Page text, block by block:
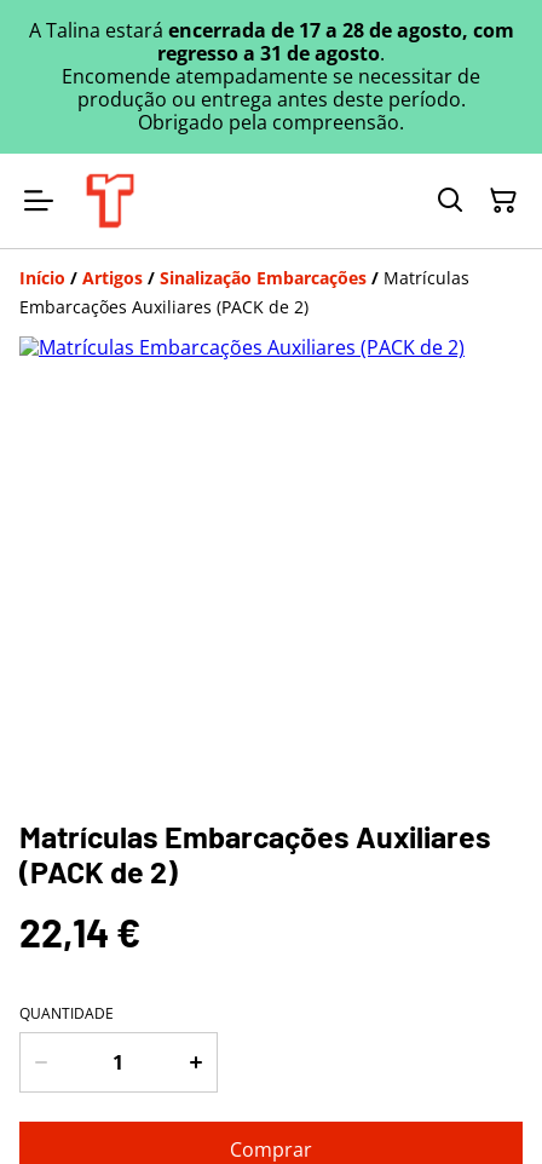
A Talina estará encerrada de 17 a 28 de agosto, com
regresso a 31 de agosto.
Encomende atempadamente se necessitar de
produção ou entrega antes deste período.
Obrigado pela compreensão.
Início / Artigos / Sinalização Embarcações / Matrículas
Embarcações Auxiliares (PACK de 2)
Matrículas Embarcações Auxiliares
(PACK de 2)
22,14 €
QUANTIDADE
Comprar